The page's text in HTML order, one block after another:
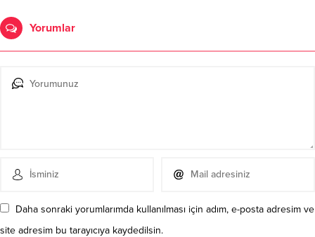
Yorumlar
Daha sonraki yorumlarımda kullanılması için adım, e-posta adresim ve
site adresim bu tarayıcıya kaydedilsin.